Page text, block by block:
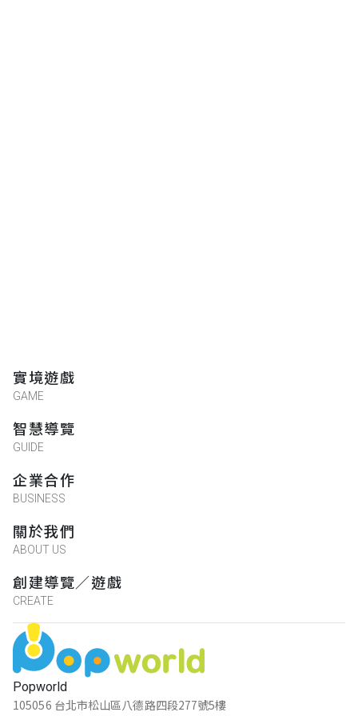
Popworld
105056 台北市松山區八德路四段277號5樓
實境遊戲
GAME
智慧導覽
GUIDE
企業合作
BUSINESS
關於我們
ABOUT US
創建導覽／遊戲
CREATE